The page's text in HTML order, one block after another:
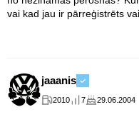
vai kad jau ir pārreģistrēts
jaaanis
2010 7 29.06.2004